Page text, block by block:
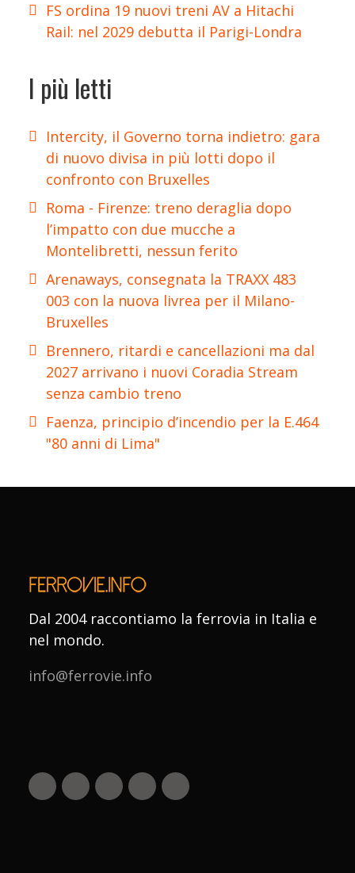
FS ordina 19 nuovi treni AV a Hitachi
Rail: nel 2029 debutta il Parigi-Londra
I più letti
Intercity, il Governo torna indietro: gara
di nuovo divisa in più lotti dopo il
confronto con Bruxelles
Roma - Firenze: treno deraglia dopo
l’impatto con due mucche a
Montelibretti, nessun ferito
Arenaways, consegnata la TRAXX 483
003 con la nuova livrea per il Milano-
Bruxelles
Brennero, ritardi e cancellazioni ma dal
2027 arrivano i nuovi Coradia Stream
senza cambio treno
Faenza, principio d’incendio per la E.464
"80 anni di Lima"
Dal 2004 raccontiamo la ferrovia in Italia e
nel mondo.
info@ferrovie.info